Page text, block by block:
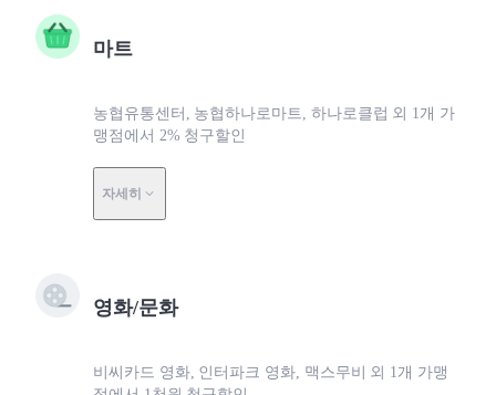
마트
농협유통센터, 농협하나로마트, 하나로클럽 외 1개 가
맹점에서 2% 청구할인
자세히
영화/문화
비씨카드 영화, 인터파크 영화, 맥스무비 외 1개 가맹